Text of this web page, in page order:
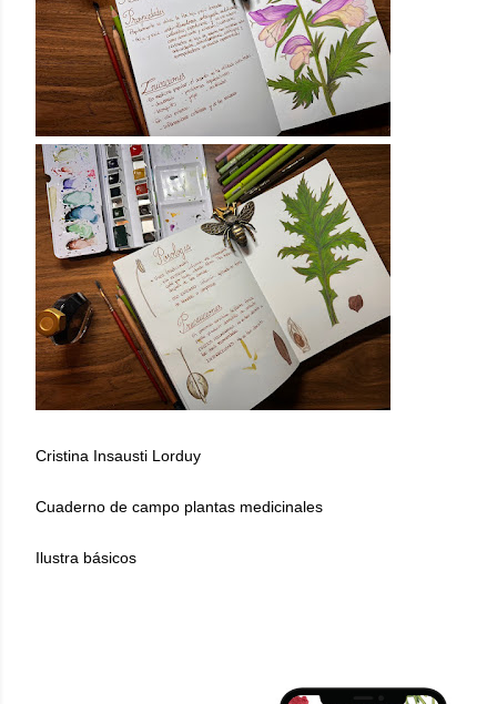
Cristina Insausti Lorduy
Cuaderno de campo plantas medicinales
Ilustra básicos